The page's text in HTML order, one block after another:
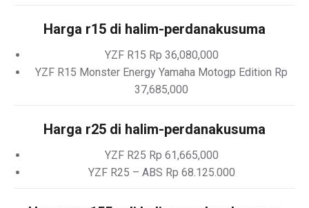
Harga r15 di halim-perdanakusuma
YZF R15 Rp 36,080,000
YZF R15 Monster Energy Yamaha Motogp Edition Rp
37,685,000
Harga r25 di halim-perdanakusuma
YZF R25 Rp 61,665,000
YZF R25 – ABS Rp 68.125.000